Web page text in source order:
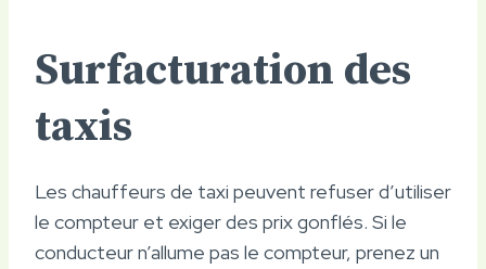
Surfacturation des
taxis
Les chauffeurs de taxi peuvent refuser d’utiliser
le compteur et exiger des prix gonflés. Si le
conducteur n’allume pas le compteur, prenez un